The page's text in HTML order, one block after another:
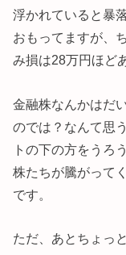
浮かれていると暴
おもってますが、
み損は28万円ほど
金融株なんかはだ
のでは？なんて思
トの下の方をうろ
株たちが騰がって
です。
ただ、あとちょっ